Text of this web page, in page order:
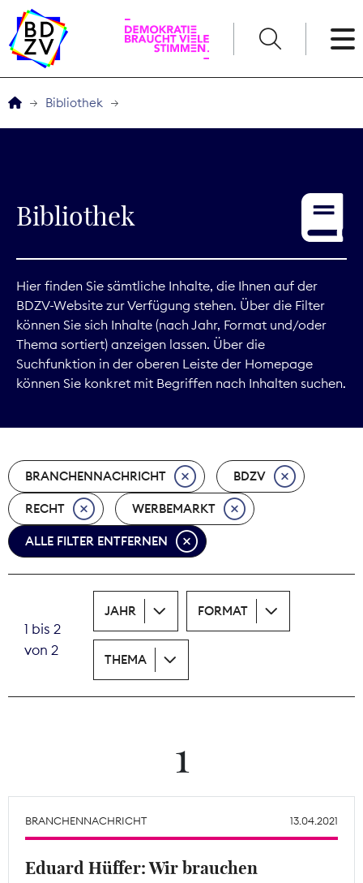
Service
Digitales
Kommunikation
Marktdaten
Nachhaltigkeit
Nachwuchs
Nova Award
Pressefreiheit
Print
Recht
Theodor-Wolff-Preis
Wächterpreis
ALLE THEMEN
Bibliothek
Bibliothek
Hier finden Sie sämtliche Inhalte, die Ihnen auf der
BDZV-Website zur Verfügung stehen. Über die Filter
können Sie sich Inhalte (nach Jahr, Format und/oder
Thema sortiert) anzeigen lassen. Über die
Suchfunktion in der oberen Leiste der Homepage
können Sie konkret mit Begriffen nach Inhalten suchen.
BRANCHENNACHRICHT BDZV
RECHT WERBEMARKT
ALLE FILTER ENTFERNEN
1 bis 2
von 2
JAHR FORMAT
THEMA
1
BRANCHENNACHRICHT 13.04.2021
Eduard Hüffer: Wir brauchen